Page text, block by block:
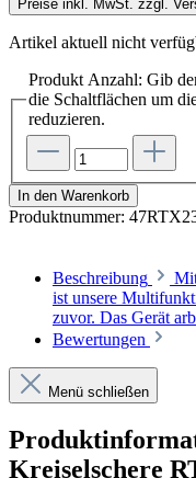
Preise inkl. MwSt. zzgl.
Artikel aktuell nicht
Produkt Anzahl: Gib
die Schaltflächen um
reduzieren.
In den Warenkorb
Produktnummer:
Beschreibung
ist unsere
zuvor. Das Gerät
Bewertungen
Menü schließen
Kreiselschere